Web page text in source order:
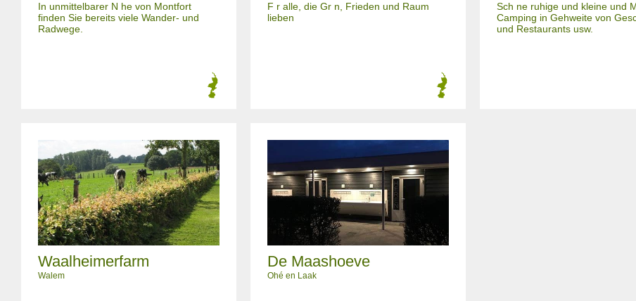
In unmittelbarer N he von Montfort
finden Sie bereits viele Wander- und
Radwege.
F r alle, die Gr n, Frieden und Raum
lieben
Sch ne ruhige und kleine und
Camping in Gehweite von
und Restaurants usw.
Waalheimerfarm
Walem
De Maashoeve
Ohé en Laak